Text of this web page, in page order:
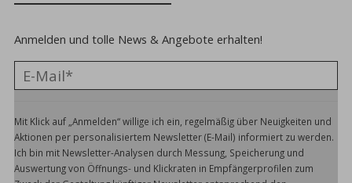
Anmelden und tolle News & Angebote erhalten!
Mit Klick auf „Anmelden“ willige ich ein, regelmäßig über Neuigkeiten und
Aktionen per personalisiertem Newsletter (E-Mail) informiert zu werden.
Ich bin mit Newsletter-Analysen durch Messung, Speicherung und
Auswertung von Öffnungs- und Klickraten in Empfängerprofilen zum